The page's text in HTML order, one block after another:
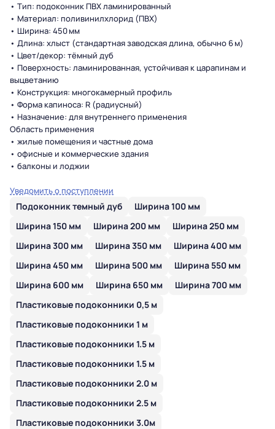
• Тип: подоконник ПВХ ламинированный
• Материал: поливинилхлорид (ПВХ)
• Ширина: 450 мм
• Длина: хлыст (стандартная заводская длина, обычно 6 м)
• Цвет/декор: тёмный дуб
• Поверхность: ламинированная, устойчивая к царапинам и
выцветанию
• Конструкция: многокамерный профиль
• Форма капиноса: R (радиусный)
• Назначение: для внутреннего применения
Область применения
• жилые помещения и частные дома
• офисные и коммерческие здания
• балконы и лоджии
Уведомить о поступлении
Подоконник темный дуб
Ширина 100 мм
Ширина 150 мм
Ширина 200 мм
Ширина 250 мм
Ширина 300 мм
Ширина 350 мм
Ширина 400 мм
Ширина 450 мм
Ширина 500 мм
Ширина 550 мм
Ширина 600 мм
Ширина 650 мм
Ширина 700 мм
Пластиковые подоконники 0,5 м
Пластиковые подоконники 1 м
Пластиковые подоконники 1.5 м
Пластиковые подоконники 1.5 м
Пластиковые подоконники 2.0 м
Пластиковые подоконники 2.5 м
Пластиковые подоконники 3.0м